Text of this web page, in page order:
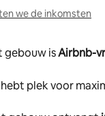
we de inkomsten
gebouw isAirbnb-
plek voor